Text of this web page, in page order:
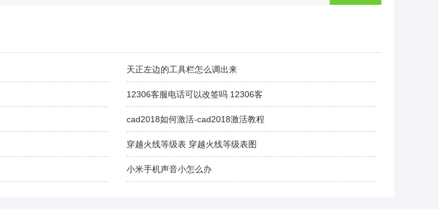
天正左边的工具栏怎么调出来
12306客服电话可以改签吗 12306客
cad2018如何激活-cad2018激活教程
穿越火线等级表 穿越火线等级表图
小米手机声音小怎么办